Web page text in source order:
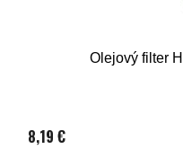
Olejový filter
8,19 €